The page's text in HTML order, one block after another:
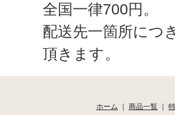
全国一律700円。
配送先一箇所につ
頂きます。
ホーム ｜ 商品一覧 ｜